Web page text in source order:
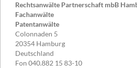
Rechtsanwälte Partnerschaft mbB
Fachanwälte
Patentanwälte
Colonnaden 5
20354 Hamburg
Deutschland
Fon 040.882 15 83-10